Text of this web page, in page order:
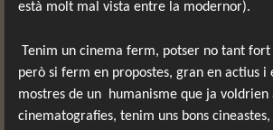
està molt mal vista entre la modernor).
Tenim un cinema ferm, potser no tant
però si ferm en propostes, gran en actius i
mostres de un humanisme que ja voldrien
cinematografies, tenim uns bons